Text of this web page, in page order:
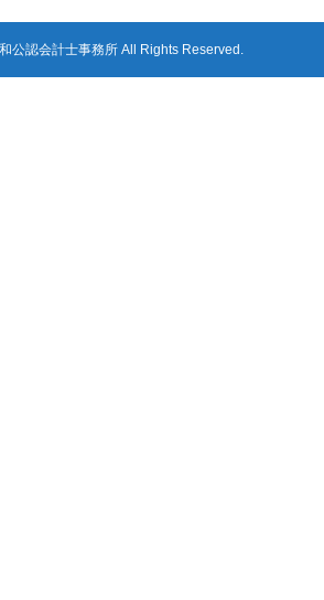
公認会計士事務所 All Rights Reserved.